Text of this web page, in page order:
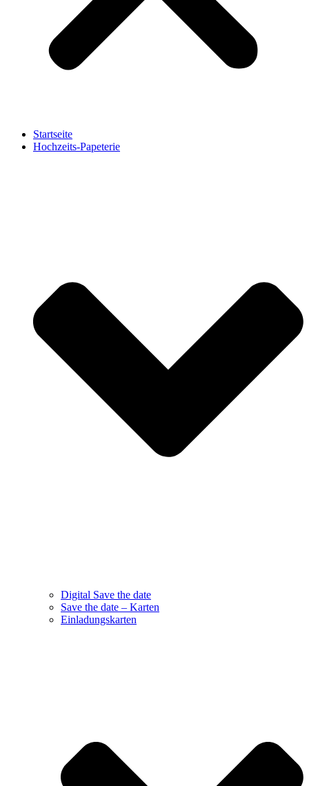
Startseite
Hochzeits-Papeterie
Digital Save the date
Save the date – Karten
Einladungskarten